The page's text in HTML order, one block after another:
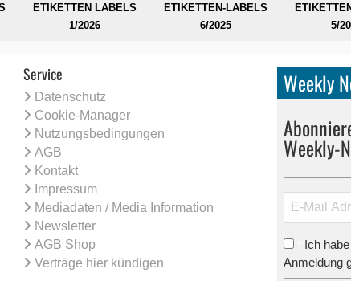
ETIKETTEN LABELS
1/2026
ETIKETTEN-LABELS
6/2025
5/
Service
Datenschutz
Cookie-Manager
Nutzungsbedingungen
AGB
Kontakt
Impressum
Mediadaten / Media Information
Newsletter
AGB Shop
Verträge hier kündigen
Weekly
Weekly-
Ich
Anmeldung